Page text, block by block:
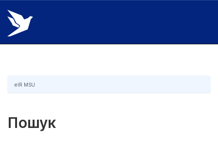
Skip
navigation
eIR MSU
Пошук